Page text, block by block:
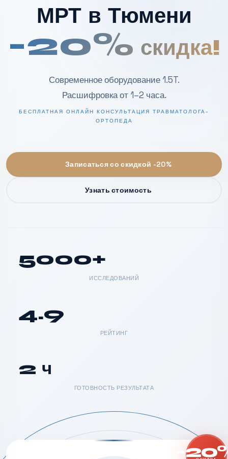
МРТ в Тюмени
-20% скидка!
Современное оборудование 1.5T.
Расшифровка от 1–2 часа.
БЕСПЛАТНАЯ ОНЛАЙН КОНСУЛЬТАЦИЯ ТРАВМАТОЛОГА-
ОРТОПЕДА
Записаться со скидкой -20%
Узнать стоимость
5000+
ИССЛЕДОВАНИЙ
4.9
РЕЙТИНГ
2 ч
ГОТОВНОСТЬ РЕЗУЛЬТАТА
-